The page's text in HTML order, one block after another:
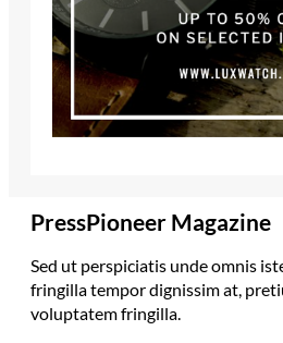
PressPioneer Magazine
Sed ut perspiciatis unde omnis
fringilla tempor dignissim at,
voluptatem fringilla.